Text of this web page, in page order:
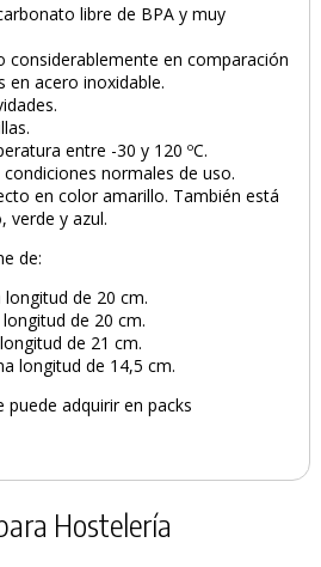
libre de BPA y muy
considerablemente en comparación
en acero inoxidable.
entre -30 y 120 ºC.
normales de uso.
en color amarillo. También está
verde y azul.
de:
de 20 cm.
de 20 cm.
de 21 cm.
longitud de 14,5 cm.
adquirir en packs
Hostelería